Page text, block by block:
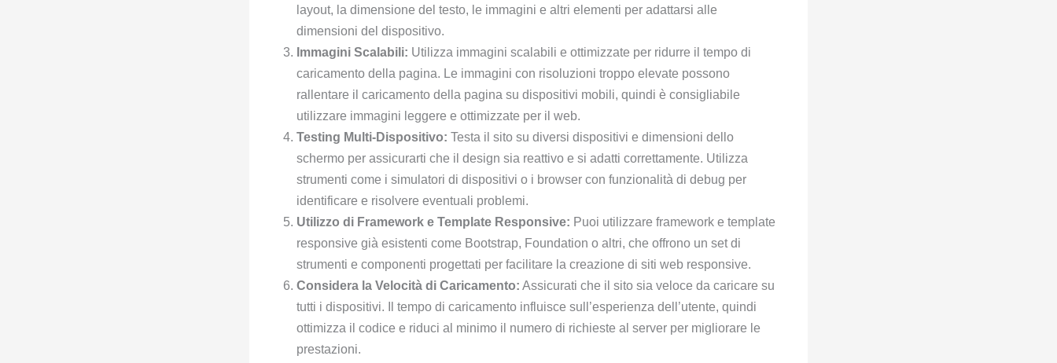
layout, la dimensione del testo, le immagini e altri elementi per adattarsi alle
dimensioni del dispositivo.
Immagini Scalabili: Utilizza immagini scalabili e ottimizzate per ridurre il tempo di
caricamento della pagina. Le immagini con risoluzioni troppo elevate possono
rallentare il caricamento della pagina su dispositivi mobili, quindi è consigliabile
utilizzare immagini leggere e ottimizzate per il web.
Testing Multi-Dispositivo: Testa il sito su diversi dispositivi e dimensioni dello
schermo per assicurarti che il design sia reattivo e si adatti correttamente. Utilizza
strumenti come i simulatori di dispositivi o i browser con funzionalità di debug per
identificare e risolvere eventuali problemi.
Utilizzo di Framework e Template Responsive: Puoi utilizzare framework e template
responsive già esistenti come Bootstrap, Foundation o altri, che offrono un set di
strumenti e componenti progettati per facilitare la creazione di siti web responsive.
Considera la Velocità di Caricamento: Assicurati che il sito sia veloce da caricare su
tutti i dispositivi. Il tempo di caricamento influisce sull’esperienza dell’utente, quindi
ottimizza il codice e riduci al minimo il numero di richieste al server per migliorare le
prestazioni.